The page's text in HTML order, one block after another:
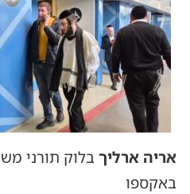
אריה ארליך בלוק תורני
באקספו